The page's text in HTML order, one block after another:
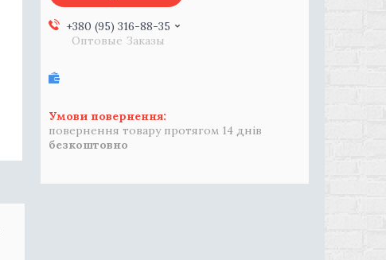
+380 (95) 316-88-35
Оптовые Заказы
повернення товару протягом 14 днів
безкоштовно